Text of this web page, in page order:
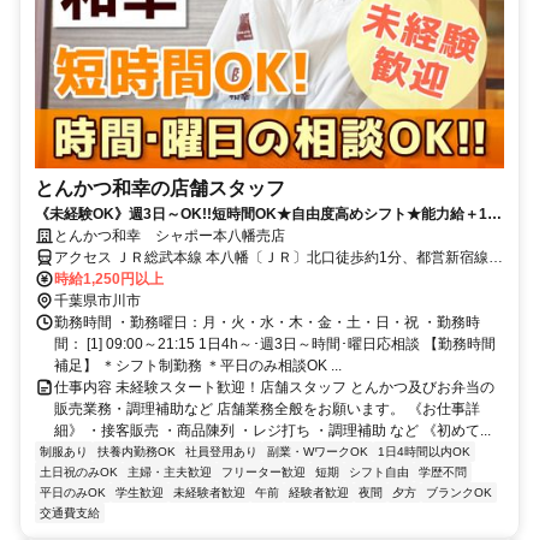
とんかつ和幸の店舗スタッフ
《未経験OK》週3日～OK!!短時間OK★自由度高めシフト★能力給＋180
円迄★面接時､履歴書不要
とんかつ和幸 シャポー本八幡売店
アクセス ＪＲ総武本線 本八幡〔ＪＲ〕北口徒歩約1分、都営新宿線
本八幡〔新宿線〕A2口徒歩約2分、京成本線 京成八幡出口3徒歩約5
分
時給1,250円以上
千葉県市川市
勤務時間 ・勤務曜日：月・火・水・木・金・土・日・祝 ・勤務時
間： [1] 09:00～21:15 1日4h～･週3日～時間･曜日応相談 【勤務時間
補足】 ＊シフト制勤務 ＊平日のみ相談OK ...
仕事内容 未経験スタート歓迎！店舗スタッフ とんかつ及びお弁当の
販売業務・調理補助など 店舗業務全般をお願います。 《お仕事詳
細》 ・接客販売 ・商品陳列 ・レジ打ち ・調理補助 など 《初めて...
制服あり 扶養内勤務OK 社員登用あり 副業・WワークOK
1日4時間以内OK
土日祝のみOK
主婦・主夫歓迎 フリーター歓迎 短期 シフト自由
学歴不問
平日のみOK
学生歓迎 未経験者歓迎 午前 経験者歓迎 夜間 夕方
ブランクOK
交通費支給